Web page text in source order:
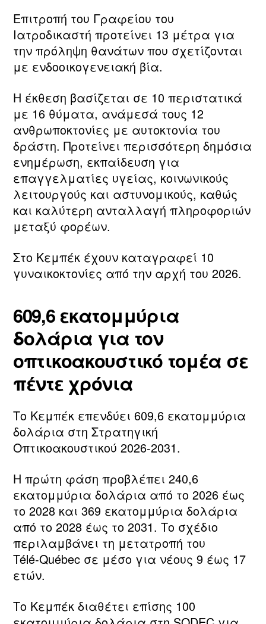
Επιτροπή του Γραφείου του
Ιατροδικαστή προτείνει 13 μέτρα για
την πρόληψη θανάτων που σχετίζονται
με ενδοοικογενειακή βία.
Η έκθεση βασίζεται σε 10 περιστατικά
με 16 θύματα, ανάμεσά τους 12
ανθρωποκτονίες με αυτοκτονία του
δράστη. Προτείνει περισσότερη δημόσια
ενημέρωση, εκπαίδευση για
επαγγελματίες υγείας, κοινωνικούς
λειτουργούς και αστυνομικούς, καθώς
και καλύτερη ανταλλαγή πληροφοριών
μεταξύ φορέων.
Στο Κεμπέκ έχουν καταγραφεί 10
γυναικοκτονίες από την αρχή του 2026.
609,6 εκατομμύρια
δολάρια για τον
οπτικοακουστικό τομέα σε
πέντε χρόνια
Το Κεμπέκ επενδύει 609,6 εκατομμύρια
δολάρια στη Στρατηγική
Οπτικοακουστικού 2026‑2031.
Η πρώτη φάση προβλέπει 240,6
εκατομμύρια δολάρια από το 2026 έως
το 2028 και 369 εκατομμύρια δολάρια
από το 2028 έως το 2031. Το σχέδιο
περιλαμβάνει τη μετατροπή του
Télé‑Québec σε μέσο για νέους 9 έως 17
ετών.
Το Κεμπέκ διαθέτει επίσης 100